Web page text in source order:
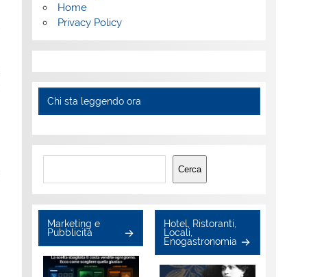
Home
Privacy Policy
Chi sta leggendo ora
Cerca
Cerca
Marketing e
Pubblicità
Hotel, Ristoranti,
Locali,
Enogastronomia